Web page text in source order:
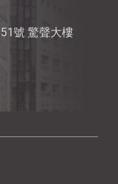
號 驚聲大樓